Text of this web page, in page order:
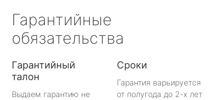
Гарантийные
обязательства
Гарантийный
талон
Выдаем гарантию не
Сроки
Гарантия варьируется
от полугода до 2-х лет